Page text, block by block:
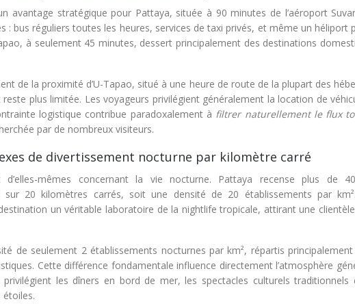
avantage stratégique pour Pattaya, située à 90 minutes de l’aéroport
: bus réguliers toutes les heures, services de taxi privés, et même un héliport
à seulement 45 minutes, dessert principalement des destinations
de la proximité d’U-Tapao, situé à une heure de route de la plupart des
plus limitée. Les voyageurs privilégient généralement la location de
logistique contribue paradoxalement à filtrer naturellement le flux
par de nombreux visiteurs.
de divertissement nocturne par kilomètre carré
d’elles-mêmes concernant la vie nocturne. Pattaya recense plus de
sur 20 kilomètres carrés, soit une densité de 20 établissements par
un véritable laboratoire de la nightlife tropicale, attirant une
de seulement 2 établissements nocturnes par km², répartis
Cette différence fondamentale influence directement l’atmosphère
privilégient les dîners en bord de mer, les spectacles culturels
étoiles.